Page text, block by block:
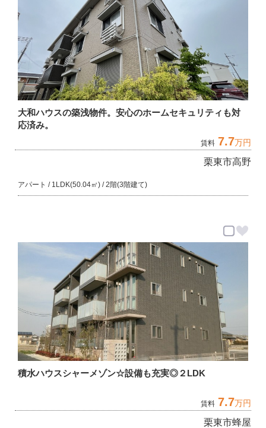
大和ハウスの築浅物件。安心のホームセキュリティも対
応済み。
栗東市高野
賃料 7.7万円
アパート / 1LDK(50.04㎡) / 2階(3階建て)
積水ハウスシャーメゾン☆設備も充実◎２LDK
栗東市蜂屋
賃料 7.7万円